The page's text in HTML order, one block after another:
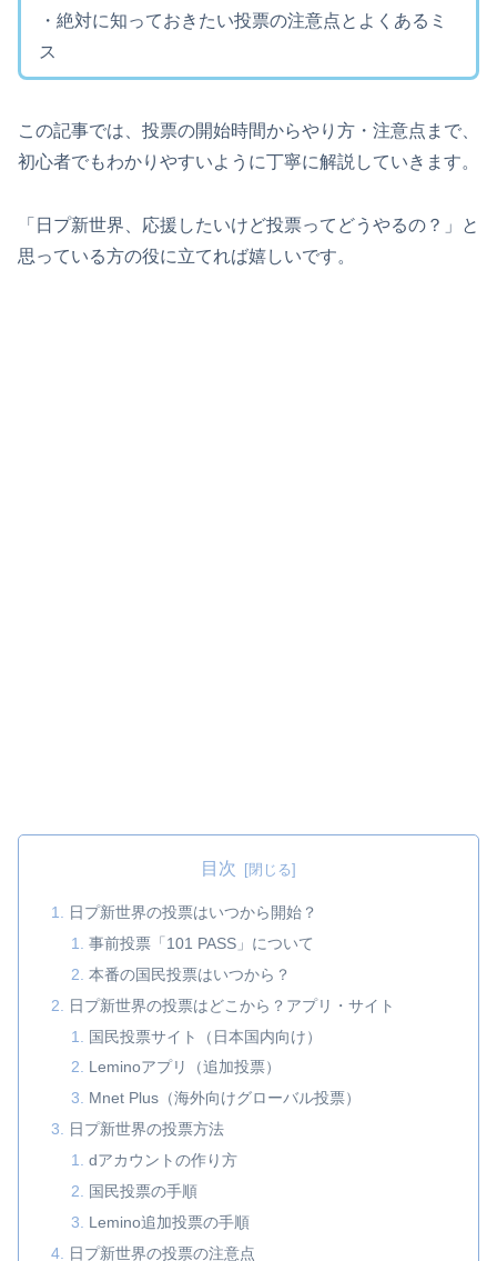
・絶対に知っておきたい投票の注意点とよくあるミ
ス
この記事では、投票の開始時間からやり方・注意点まで、
初心者でもわかりやすいように丁寧に解説していきます。
「日プ新世界、応援したいけど投票ってどうやるの？」と
思っている方の役に立てれば嬉しいです。
目次
日プ新世界の投票はいつから開始？
事前投票「101 PASS」について
本番の国民投票はいつから？
日プ新世界の投票はどこから？アプリ・サイト
国民投票サイト（日本国内向け）
Leminoアプリ（追加投票）
Mnet Plus（海外向けグローバル投票）
日プ新世界の投票方法
dアカウントの作り方
国民投票の手順
Lemino追加投票の手順
日プ新世界の投票の注意点